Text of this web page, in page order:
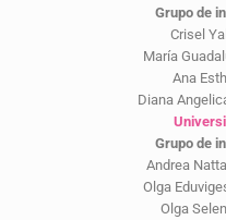
Grupo de
Crisel
María
Ana
Diana
Grupo de
Andrea
Olga
Olga